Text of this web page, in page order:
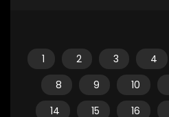
1 2 3 4
8
9 10
14
15 16